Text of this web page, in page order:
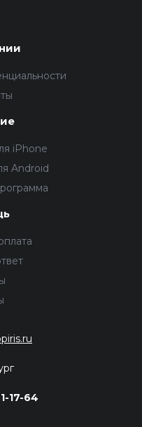
iPhone
Android
17-64